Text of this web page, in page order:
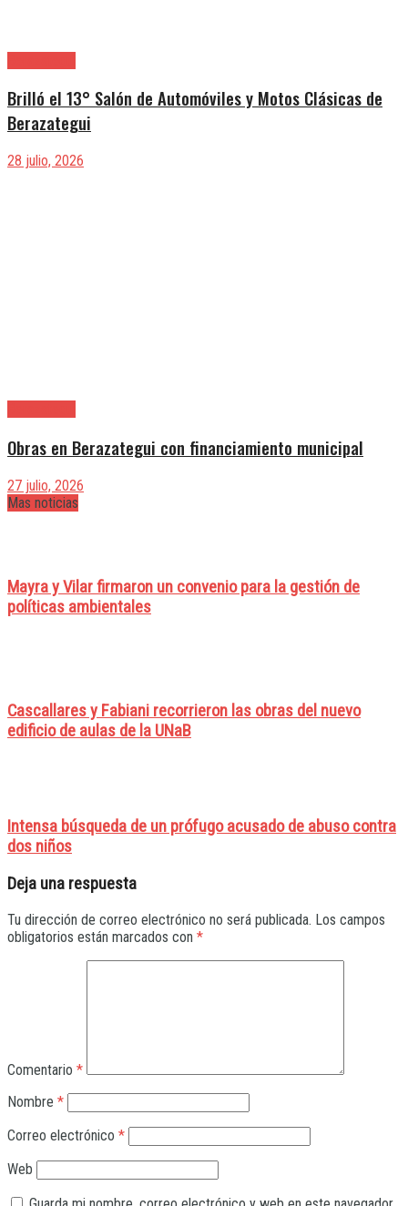
Brilló el 13° Salón de Automóviles y Motos Clásicas de
Berazategui
28 julio, 2026
Obras en Berazategui con financiamiento municipal
27 julio, 2026
Mas noticias
Mayra y Vilar firmaron un convenio para la gestión de
políticas ambientales
Cascallares y Fabiani recorrieron las obras del nuevo
edificio de aulas de la UNaB
Intensa búsqueda de un prófugo acusado de abuso contra
dos niños
Deja una respuesta
Tu dirección de correo electrónico no será publicada. Los campos
obligatorios están marcados con *
Comentario *
Nombre *
Correo electrónico *
Web